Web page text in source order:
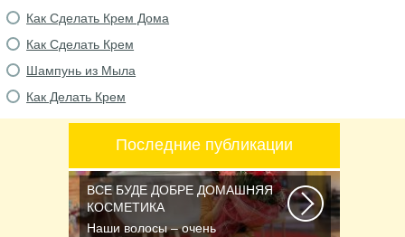
Как Сделать Крем Дома
Как Сделать Крем
Шампунь из Мыла
Как Делать Крем
Последние публикации
ВСЕ БУДЕ ДОБРЕ ДОМАШНЯЯ
КОСМЕТИКА
Наши волосы – очень